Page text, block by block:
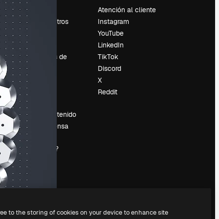
Precios
Sobre nosotros
Reviews
Empleo
Tendencias de
búsqueda
Blog
Eventos
Slidesgo
Vender contenido
Sala de prensa
¿Buscas
magnific.ai?
Atención al cliente
Instagram
YouTube
LinkedIn
TikTok
Discord
X
Reddit
to the storing of cookies on your device to enhance site